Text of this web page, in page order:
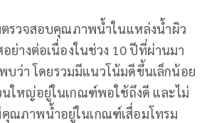
ตรวจสอบคุณภาพน้ำในแหล่งน้ำผิว
ย่างต่อเนื่องในช่วง 10 ปีที่ผ่านมา
บว่า โดยรวมมีแนวโน้มดีขึ้นเล็กน้อย
ใหญ่อยู่ในเกณฑ์พอใช้ถึงดี และไม่
ณภาพน้ำอยู่ในเกณฑ์เสื่อมโทรม